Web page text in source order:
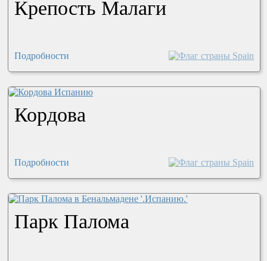
Крепость Малаги
Подробности
Кордова
Подробности
Парк Палома